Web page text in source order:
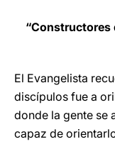
“Constructores
El Evangelista
discípulos fue a
donde la gente se
capaz de